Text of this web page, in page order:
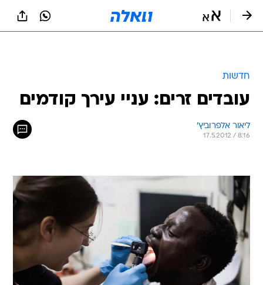
חדשות
עובדים זרים: עניי עירך קודמים
ליאור אלפרוביץ'
17.5.2012 / 8:16